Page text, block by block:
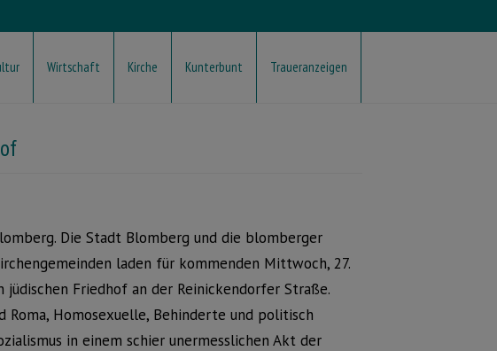
Wirtschaft Kirche Kunterbunt Traueranzeigen
Die Stadt Blomberg und die blomberger
laden für kommenden Mittwoch, 27.
jüdischen Friedhof an der Reinickendorfer Straße.
Roma, Homosexuelle, Behinderte und politisch
in einem schier unermesslichen Akt der